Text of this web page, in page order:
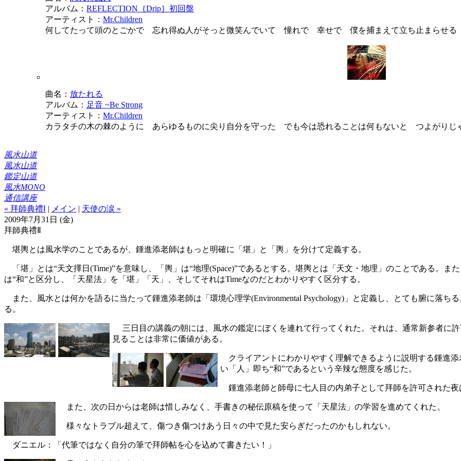
アルバム： REFLECTION｛Drip｝初回盤
アーティスト： Mr.Children
何してたって頭のとごかで 忘れ得ぬ人がそっと微笑んでいて 憧れで 幸せで 僕を捕まえて立ち止まらせる
曲名： 放たれる
アルバム： 足音 ~Be Strong
アーティスト： Mr.Children
カラタチの木の棘のように あらゆるものに尖り自分を守った でも今は恐れることは何もないと つよがりじ
風水山道
風水山道
鑑定山道
風水MONO
通信講座
« 拜師典禮Ⅰ
| メイン | 天使の涙 »
2009年7月31日 (金)
拜師典禮Ⅱ
堪輿とは風水学のことであるが、鍾進添老師はもっと明確に「堪」と「輿」を分けて定義する。
「堪」とは“天文擇日(Time)”を意味し、「輿」は“地理(Space)”であるとする。堪輿とは「天文・地理」のことである。ま
は“和”と区分し、「天星法」を「堪」「天」、そしてそれはTimeなのだとわかりやすく区分する。
また、風水とは何かを語るに当たって鍾進添老師は「環境心理学(Environmental Psychology)」と定義し、とても腑に落ち
る。
三日目の講義の朝には、風水の鑑定にぼくを連れて行ってくれた。それは、通常新参者に
見ることは非常に価値がある。
クライアントにわかりやすく理解できるように説明する鍾進
い「人」即ち“和”であるという辛辣な態度を感じた。
鍾進添老師と師母に七人目の内弟子として拜師を許可された夜
また、次の日からは老師は惜しみなく、手書きの秘伝原稿を使って「天星法」の学習を進めてくれた。
様々なトラブル超えて、傷つき傷つけあう日々の中で見た安らぎだったのかもしれない。
ダニエル：「代筆ではなく自分の筆で拜師帖を心を込めて書きたい！」